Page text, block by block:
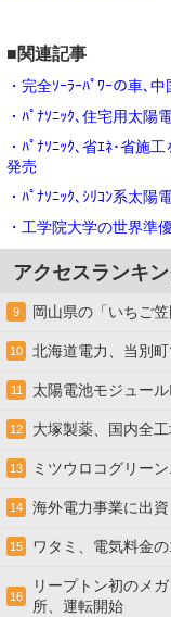
■関連記事
・完全ｿｰﾗｰﾊﾟﾜｰの車､
・ﾊﾟﾅｿﾆｯｸ､住宅用太陽
・ﾊﾟﾅｿﾆｯｸ､省ｴﾈ･省施
発売
・ﾊﾟﾅｿﾆｯｸ､ｼﾘｺﾝ系太
・工学院大学の世界準
アクセスランキ
9 岡山県の「いちご
10 北海道電力、当別
11 太陽電池モジュー
12 大塚製薬、国内全
13 ミツウロコグリー
14 海外電力事業に出
15 ワタミ、電気料金
16
リープトン初のメ
所、運転開始